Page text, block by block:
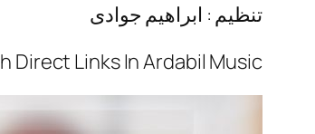
تنظیم : ابراهیم جوادی
Direct Links In Ardabil Music